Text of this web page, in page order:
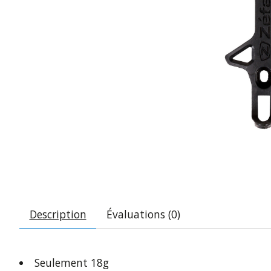
Description Évaluations (0)
Seulement 18g